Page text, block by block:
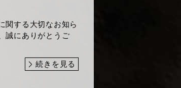
関する大切なお知ら
誠にありがとうご
続きを見る